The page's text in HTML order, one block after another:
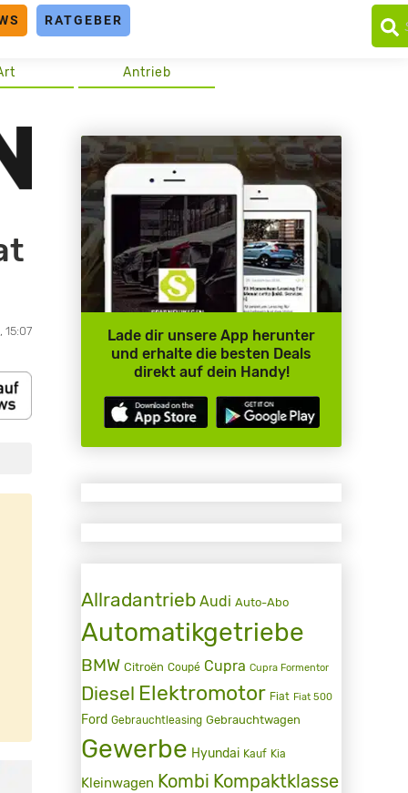
RATGEBER
Antrieb
15:07
Lade dir unsere App herunter
und erhalte die besten Deals
direkt auf dein Handy!
Allradantrieb Audi Auto-Abo
Automatikgetriebe
BMW Citroën Coupé Cupra Cupra Formentor
Diesel Elektromotor Fiat Fiat 500
Ford Gebrauchtleasing Gebrauchtwagen
Gewerbe Hyundai Kauf Kia
Kleinwagen Kombi Kompaktklasse